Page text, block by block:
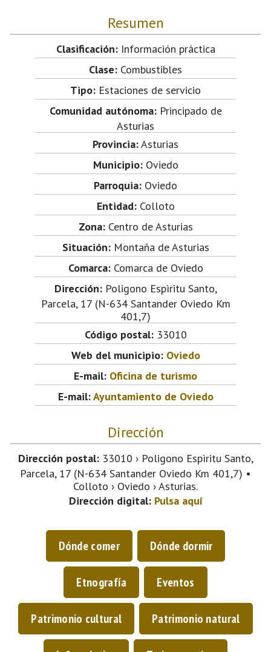
Resumen
Clasificación:Información práctica
Clase: Combustibles
Tipo: Estaciones de servicio
Comunidad autónoma:Principado de
Asturias
Provincia:Asturias
Municipio:Oviedo
Parroquia: Oviedo
Entidad:Colloto
Zona:Centro de Asturias
Situación:Montaña de Asturias
Comarca:Comarca de Oviedo
Dirección:Poligono Espìritu Santo,
Parcela, 17 (N-634 Santander Oviedo Km
401,7)
Código postal:33010
Web del municipio: Oviedo
E-mail: Oficina de turismo
E-mail:Ayuntamiento de Oviedo
Dirección
Dirección postal:33010 › Poligono Espìritu Santo,
Parcela, 17 (N-634 Santander Oviedo Km 401,7) •
Colloto › Oviedo › Asturias.
Dirección digital: Pulsa aquí
Dónde comer Dónde dormir
Etnografía Eventos
Patrimonio cultural Patrimonio natural